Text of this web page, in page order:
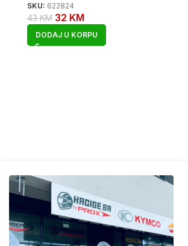
SKU: 622824
43KM 32 KM
DODAJ U KORPU